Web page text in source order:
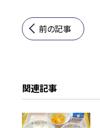
前の記事
関連記事